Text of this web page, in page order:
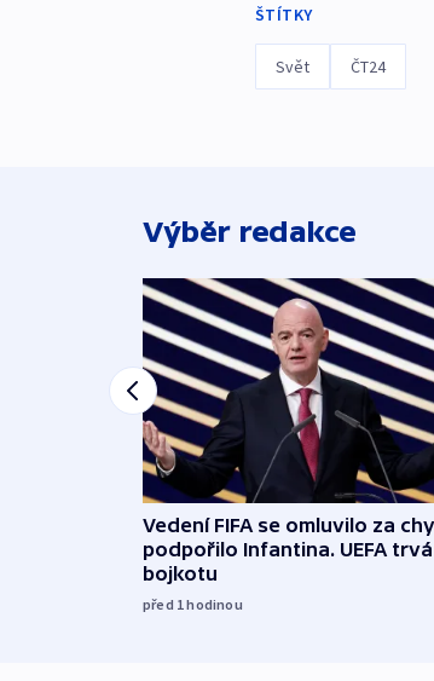
ŠTÍTKY
Svět ČT24
Výběr redakce
Vedení FIFA se omluvilo za
podpořilo Infantina. UEFA
bojkotu
před 1hodinou